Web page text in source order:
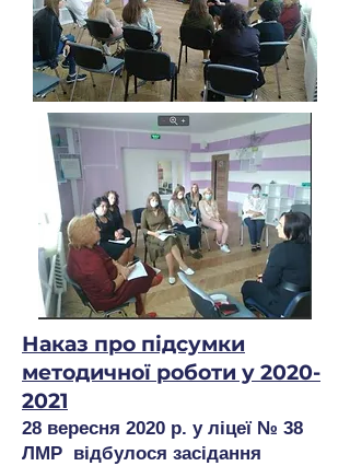
Наказ про підсумки
методичної роботи у 2020-
2021
28 вересня 2020 р. у ліцеї № 38
ЛМР відбулося засідання